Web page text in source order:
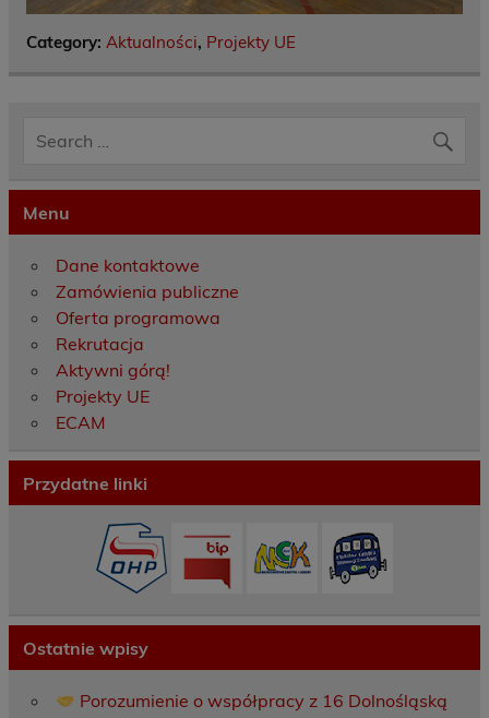
Category: Aktualności, Projekty UE
Menu
Dane kontaktowe
Zamówienia publiczne
Oferta programowa
Rekrutacja
Aktywni górą!
Projekty UE
ECAM
Przydatne linki
Ostatnie wpisy
Porozumienie o współpracy z 16 Dolnośląską